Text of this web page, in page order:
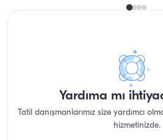
Yardıma mı
Tatil danışmanlarımız size yardımcı
hizmetinizde.